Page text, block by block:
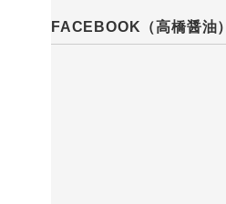
FACEBOOK（高橋醤油）